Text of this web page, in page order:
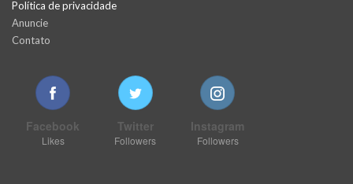
Política de privacidade
Anuncie
Contato
Facebook
Likes
Twitter
Followers
Instagram
Followers